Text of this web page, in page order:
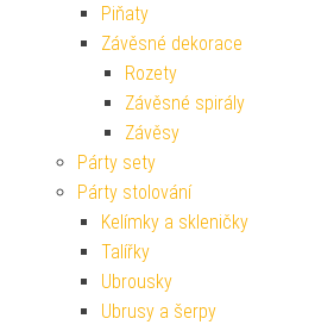
Piňaty
Závěsné dekorace
Rozety
Závěsné spirály
Závěsy
Párty sety
Párty stolování
Kelímky a skleničky
Talířky
Ubrousky
Ubrusy a šerpy